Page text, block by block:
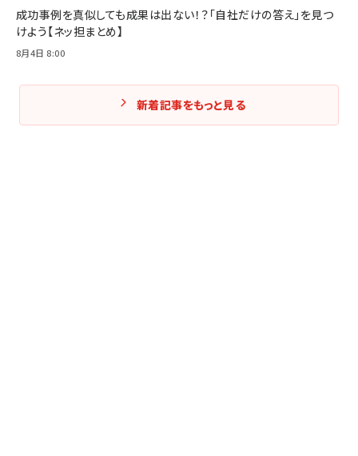
成功事例を真似しても成果は出ない！？「自社だけの答え」を見つ
けよう【ネッ担まとめ】
8月4日 8:00
新着記事をもっと見る